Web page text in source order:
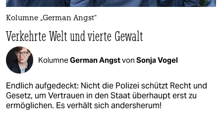
Kolumne „German Angst“
Verkehrte Welt und vierte Gewalt
KolumneGerman Angstvon Sonja Vogel
Endlich aufgedeckt: Nicht die Polizei schützt Recht und
Gesetz, um Vertrauen in den Staat überhaupt erst zu
ermöglichen. Es verhält sich andersherum!